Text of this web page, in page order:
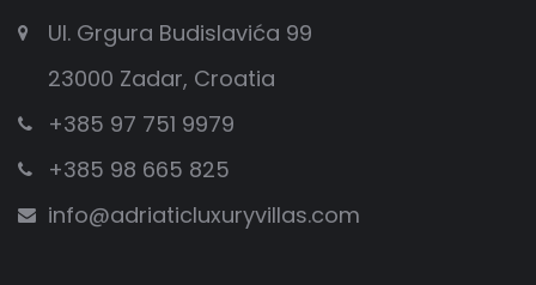
Ul. Grgura Budislavića 99
23000 Zadar, Croatia
+385 97 751 9979
+385 98 665 825
info@adriaticluxuryvillas.com